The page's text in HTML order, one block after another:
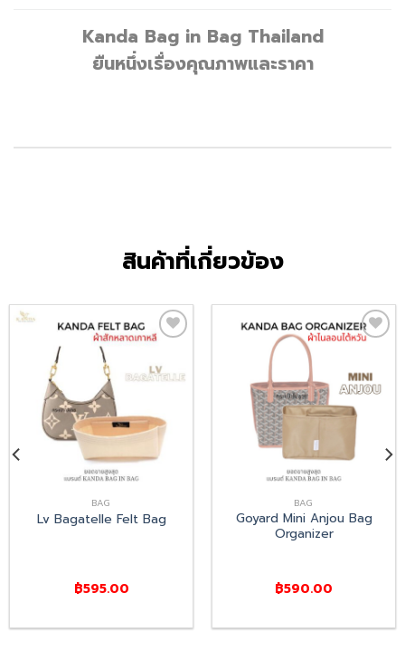
Kanda Bag in Bag Thailand
ยืนหนึ่งเรื่องคุณภาพและราคา
สินค้าที่เกี่ยวข้อง
to
wishlist
BAG
Lv Bagatelle Felt Bag
฿595.00
wishlist
BAG
Goyard Mini Anjou Bag
Organizer
฿590.00